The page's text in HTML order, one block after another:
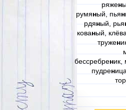
ряжен
румяный, пьян
рдяный, рья
кованый,
тружен
бессребреник,
пудрен